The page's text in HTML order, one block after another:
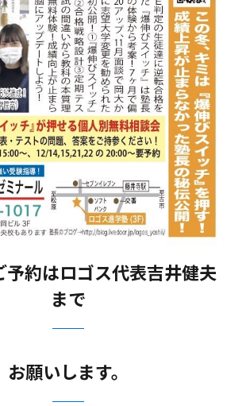
予約はロゴス代表吉井健夫
まで
お願いします。